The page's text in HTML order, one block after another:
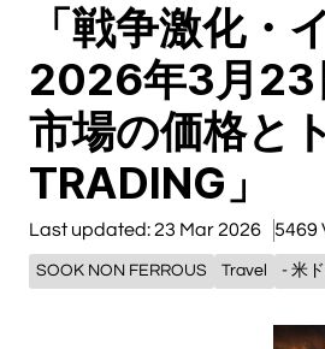
「戦争激化・
2026年3月23
市場の価格と
TRADING」
Last updated: 23 Mar 2026 5469
SOOK NON FERROUS Travel - 米